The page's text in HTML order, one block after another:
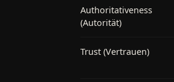
Authoritativeness
(Autorität)
Trust (Vertrauen)